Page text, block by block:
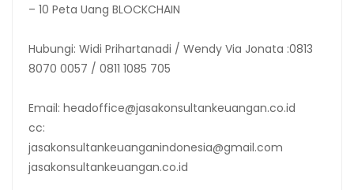
– 10 Peta Uang BLOCKCHAIN
Hubungi: Widi Prihartanadi / Wendy Via Jonata :0813
8070 0057 / 0811 1085 705
Email: headoffice@jasakonsultankeuangan.co.id
cc:
jasakonsultankeuanganindonesia@gmail.com
jasakonsultankeuangan.co.id